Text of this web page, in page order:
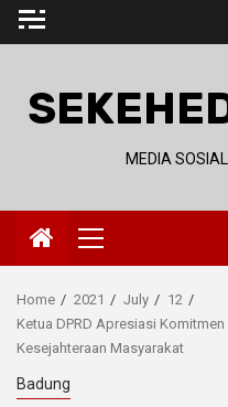
Skip
MEDIA
Primary
Menu
Home 2021 July
12
Ketua DPRD Apresiasi
Kesejahteraan Masyarakat
Badung